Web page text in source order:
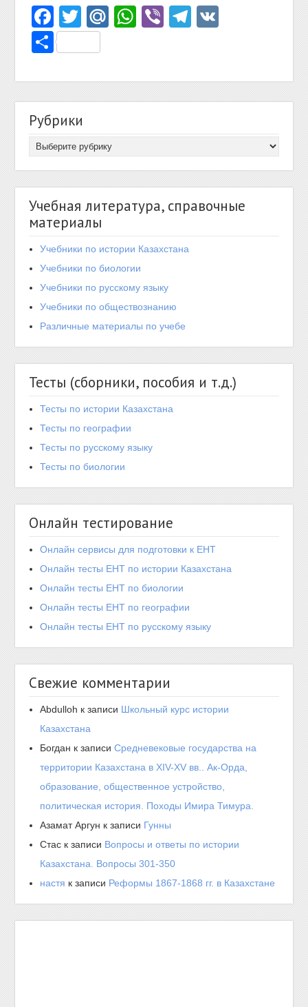
Facebook
TwitterMail.Ru
WhatsApp
ViberTelegram
Отправить
Рубрики
Учебная литература, справочные
материалы
Учебники по истории Казахстана
Учебники по биологии
Учебники по русскому языку
Учебники по обществознанию
Различные материалы по учебе
Тесты (сборники, пособия и т.д.)
Тесты по истории Казахстана
Тесты по географии
Тесты по русскому языку
Тесты по биологии
Онлайн тестирование
Онлайн сервисы для подготовки к ЕНТ
Онлайн тесты ЕНТ по истории Казахстана
Онлайн тесты ЕНТ по биологии
Онлайн тесты ЕНТ по географии
Онлайн тесты ЕНТ по русскому языку
Свежие комментарии
Abdulloh к записи Школьный курс истории
Казахстана
Богдан к записиСредневековые государства на
территории Казахстана в XIV-XV вв.. Ак-Орда,
образование, общественное устройство,
политическая история. Походы Имира Тимура.
Азамат Аргун к записи Гунны
Стас к записи Вопросы и ответы по истории
Казахстана. Вопросы 301-350
настя к записи Реформы 1867-1868 гг. в Казахстане